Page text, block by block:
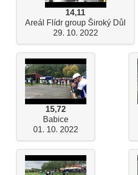
14,11
Areál Flídr group Široký Důl
29. 10. 2022
15,72
Babice
01. 10. 2022